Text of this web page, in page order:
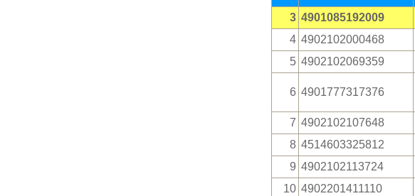
3 4901085192009
4 4902102000468
5 4902102069359
6 4901777317376
7 4902102107648
8 4514603325812
9 4902102113724
10 4902201411110